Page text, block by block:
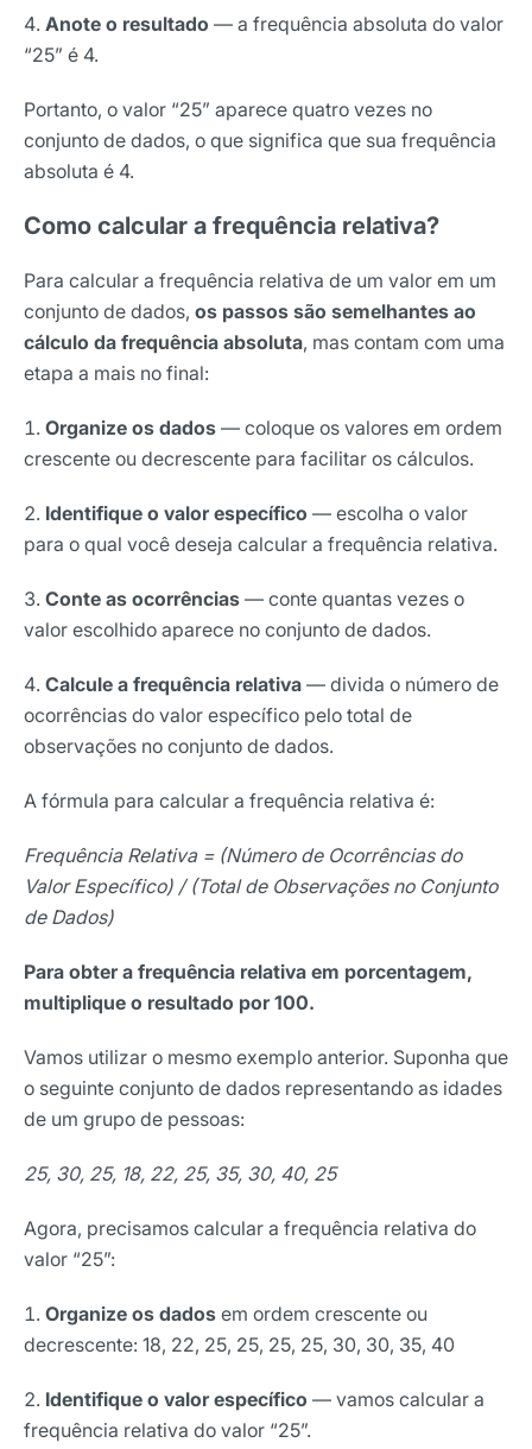
Anote o resultado — a frequência absoluta do valor
“25” é 4.
Portanto, o valor “25” aparece quatro vezes no
conjunto de dados, o que significa que sua frequência
absoluta é 4.
Como calcular a frequência relativa?
Para calcular a frequência relativa de um valor em um
conjunto de dados, os passos são semelhantes ao
cálculo da frequência absoluta, mas contam com uma
etapa a mais no final:
Organize os dados — coloque os valores em ordem
crescente ou decrescente para facilitar os cálculos.
Identifique o valor específico — escolha o valor
para o qual você deseja calcular a frequência relativa.
Conte as ocorrências — conte quantas vezes o
valor escolhido aparece no conjunto de dados.
Calcule a frequência relativa — divida o número de
ocorrências do valor específico pelo total de
observações no conjunto de dados.
A fórmula para calcular a frequência relativa é:
Frequência Relativa = (Número de Ocorrências do
Valor Específico) / (Total de Observações no Conjunto
de Dados)
Para obter a frequência relativa em porcentagem,
multiplique o resultado por 100.
Vamos utilizar o mesmo exemplo anterior. Suponha que
o seguinte conjunto de dados representando as idades
de um grupo de pessoas:
25, 30, 25, 18, 22, 25, 35, 30, 40, 25
Agora, precisamos calcular a frequência relativa do
valor “25”:
Organize os dados em ordem crescente ou
decrescente: 18, 22, 25, 25, 25, 25, 30, 30, 35, 40
Identifique o valor específico — vamos calcular a
frequência relativa do valor “25”.
Nome
E-mail
*Ao assinar nossa newsletter, você concorda em receber
nossas comunicações e está de acordo com as nossas
Políticas de Privacidade